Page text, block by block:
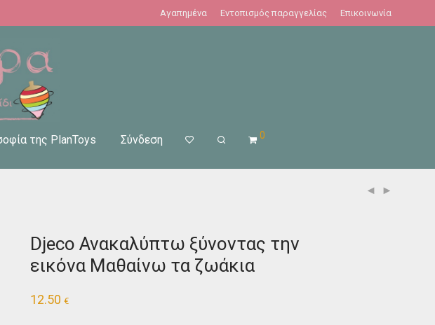
Αγαπημένα Εντοπισμός παραγγελίας Επικοινωνία
της PlanToys Σύνδεση 0
Djeco Ανακαλύπτω ξύνοντας την
εικόνα Μαθαίνω τα ζωάκια
12.50 €